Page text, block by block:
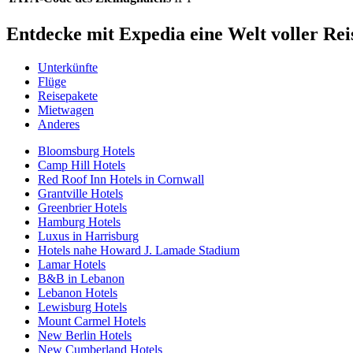
Entdecke mit Expedia eine Welt voller
Unterkünfte
Flüge
Reisepakete
Mietwagen
Anderes
Bloomsburg Hotels
Camp Hill Hotels
Red Roof Inn Hotels in Cornwall
Grantville Hotels
Greenbrier Hotels
Hamburg Hotels
Luxus in Harrisburg
Hotels nahe Howard J. Lamade Stadium
Lamar Hotels
B&B in Lebanon
Lebanon Hotels
Lewisburg Hotels
Mount Carmel Hotels
New Berlin Hotels
New Cumberland Hotels